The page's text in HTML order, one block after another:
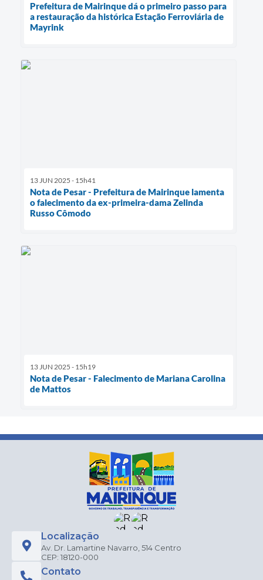
Prefeitura de Mairinque dá o primeiro passo para
a restauração da histórica Estação Ferroviária de
Mayrink
13 JUN 2025 - 15h41
Nota de Pesar - Prefeitura de Mairinque lamenta
o falecimento da ex-primeira-dama Zelinda
Russo Cômodo
13 JUN 2025 - 15h19
Nota de Pesar - Falecimento de Mariana Carolina
de Mattos
Localização
Av. Dr. Lamartine Navarro, 514 Centro
CEP: 18120-000
Contato